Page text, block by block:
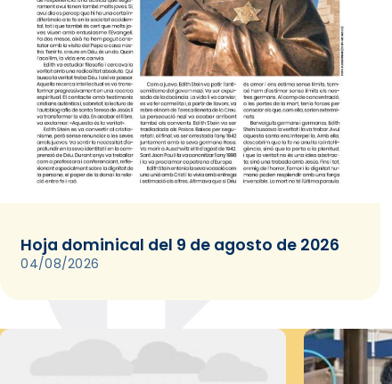
Hoja dominical del 9 de agosto de 2026
04/08/2026